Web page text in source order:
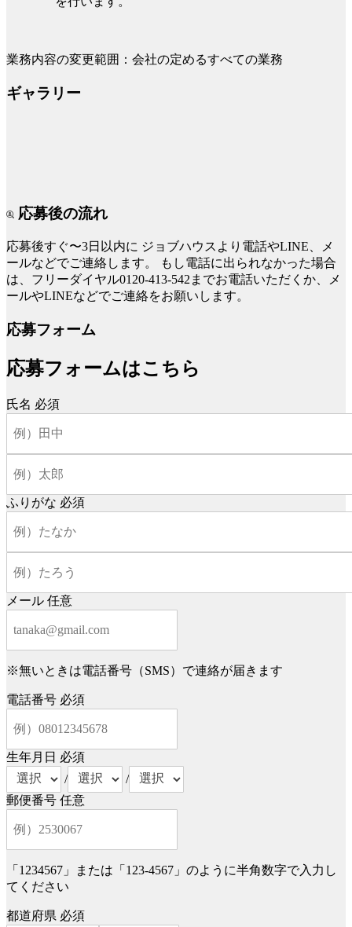
業務内容の変更範囲：会社の定めるすべての業務
ギャラリー
応募後の流れ
応募後すぐ〜3日以内に ジョブハウスより電話やLINE、メ
ールなどでご連絡します。
もし電話に出られなかった場合
は、フリーダイヤル0120-413-542までお電話いただくか、メ
ールやLINEなどでご連絡をお願いします。
応募フォーム
応募フォームはこちら
氏名 必須
ふりがな 必須
メール 任意
※無いときは電話番号（SMS）で連絡が届きます
電話番号 必須
生年月日 必須
/
/
郵便番号 任意
「1234567」または「123-4567」のように半角数字で入力し
てください
都道府県 必須